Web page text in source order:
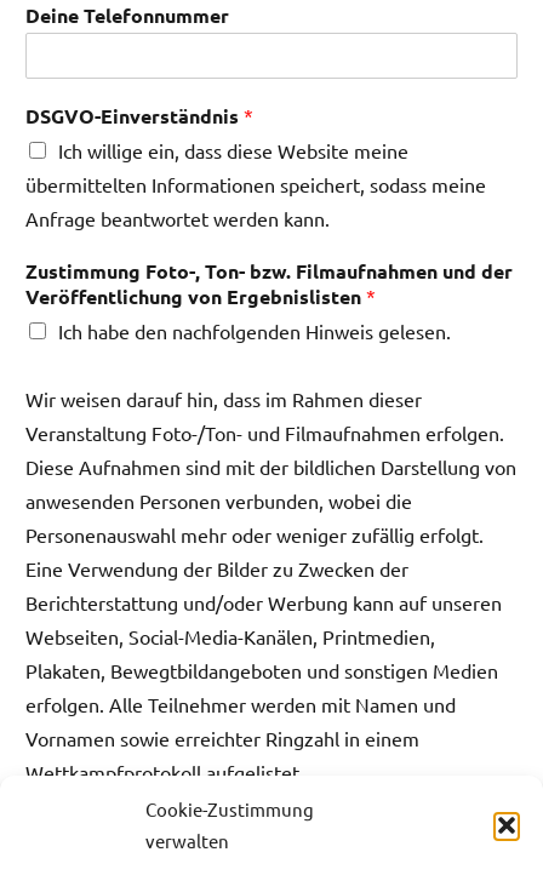
Cookie-Zustimmung
verwalten
Deine Telefonnummer
DSGVO-Einverständnis *
Ich willige ein, dass diese Website meine
übermittelten Informationen speichert, sodass meine
Anfrage beantwortet werden kann.
Zustimmung Foto-, Ton- bzw. Filmaufnahmen und der
Veröffentlichung von Ergebnislisten *
Ich habe den nachfolgenden Hinweis gelesen.
Wir weisen darauf hin, dass im Rahmen dieser
Veranstaltung Foto-/Ton- und Filmaufnahmen erfolgen.
Diese Aufnahmen sind mit der bildlichen Darstellung von
anwesenden Personen verbunden, wobei die
Personenauswahl mehr oder weniger zufällig erfolgt.
Eine Verwendung der Bilder zu Zwecken der
Berichterstattung und/oder Werbung kann auf unseren
Webseiten, Social-Media-Kanälen, Printmedien,
Plakaten, Bewegtbildangeboten und sonstigen Medien
erfolgen. Alle Teilnehmer werden mit Namen und
Vornamen sowie erreichter Ringzahl in einem
Wettkampfprotokoll aufgelistet.
Mit dem Betreten des Schießstandgeländes erfolgt Ihre